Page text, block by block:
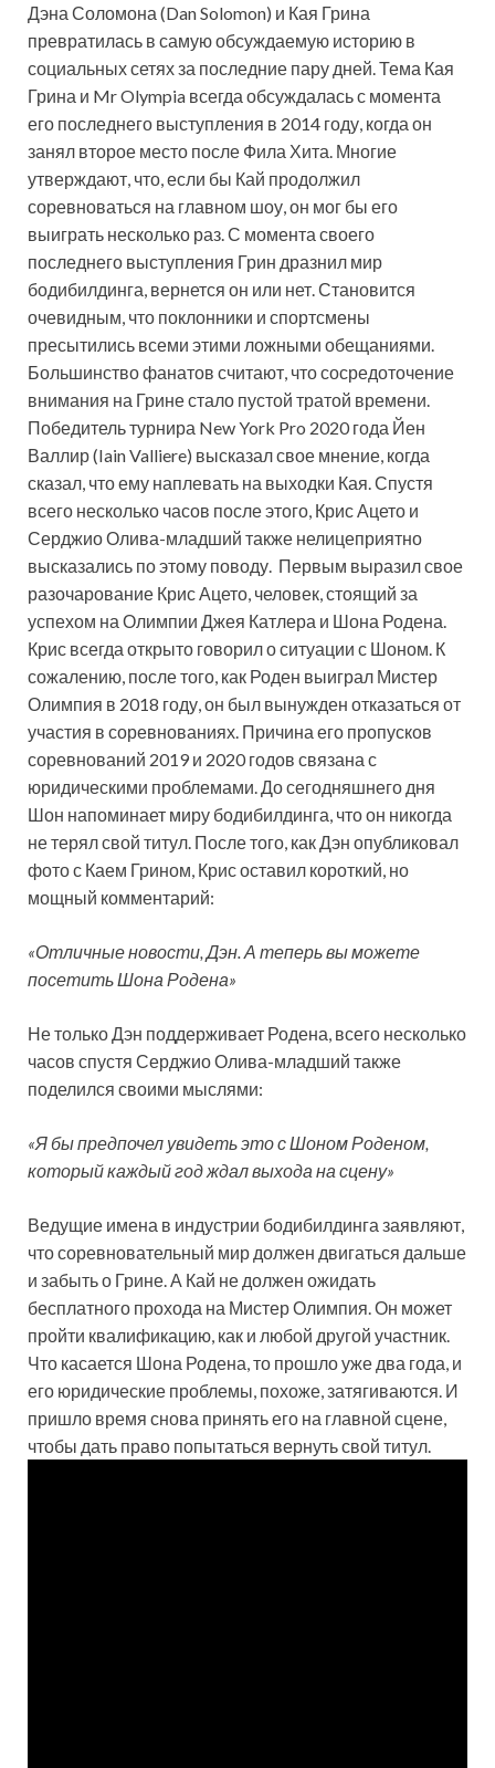
Дэна Соломона (Dan Solomon) и Кая Грина
превратилась в самую обсуждаемую историю в
социальных сетях за последние пару дней. Тема Кая
Грина и Mr Olympia всегда обсуждалась с момента
его последнего выступления в 2014 году, когда он
занял второе место после Фила Хита. Многие
утверждают, что, если бы Кай продолжил
соревноваться на главном шоу, он мог бы его
выиграть несколько раз. С момента своего
последнего выступления Грин дразнил мир
бодибилдинга, вернется он или нет. Становится
очевидным, что поклонники и спортсмены
пресытились всеми этими ложными обещаниями.
Большинство фанатов считают, что сосредоточение
внимания на Грине стало пустой тратой времени.
Победитель турнира New York Pro 2020 года Йен
Валлир (Iain Valliere) высказал свое мнение, когда
сказал, что ему наплевать на выходки Кая. Спустя
всего несколько часов после этого, Крис Ацето и
Серджио Олива-младший также нелицеприятно
высказались по этому поводу. Первым выразил свое
разочарование Крис Ацето, человек, стоящий за
успехом на Олимпии Джея Катлера и Шона Родена.
Крис всегда открыто говорил о ситуации с Шоном. К
сожалению, после того, как Роден выиграл Мистер
Олимпия в 2018 году, он был вынужден отказаться от
участия в соревнованиях. Причина его пропусков
соревнований 2019 и 2020 годов связана с
юридическими проблемами. До сегодняшнего дня
Шон напоминает миру бодибилдинга, что он никогда
не терял свой титул. После того, как Дэн опубликовал
фото с Каем Грином, Крис оставил короткий, но
мощный комментарий:
«Отличные новости, Дэн. А теперь вы можете
посетить Шона Родена»
Не только Дэн поддерживает Родена, всего несколько
часов спустя Серджио Олива-младший также
поделился своими мыслями:
«Я бы предпочел увидеть это с Шоном Роденом,
который каждый год ждал выхода на сцену»
Ведущие имена в индустрии бодибилдинга заявляют,
что соревновательный мир должен двигаться дальше
и забыть о Грине. А Кай не должен ожидать
бесплатного прохода на Мистер Олимпия. Он может
пройти квалификацию, как и любой другой участник.
Что касается Шона Родена, то прошло уже два года, и
его юридические проблемы, похоже, затягиваются. И
пришло время снова принять его на главной сцене,
чтобы дать право попытаться вернуть свой титул.